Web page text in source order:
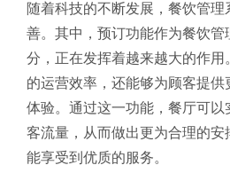
随着科技的不断发展，餐饮管
善。其中，预订功能作为餐饮管
分，正在发挥着越来越大的作
的运营效率，还能够为顾客提
体验。通过这一功能，餐厅可以
客流量，从而做出更为合理的
能享受到优质的服务。